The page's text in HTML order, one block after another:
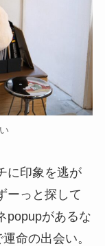
に印象を逃が
ーっと探して
popupがあるな
命の出会い。